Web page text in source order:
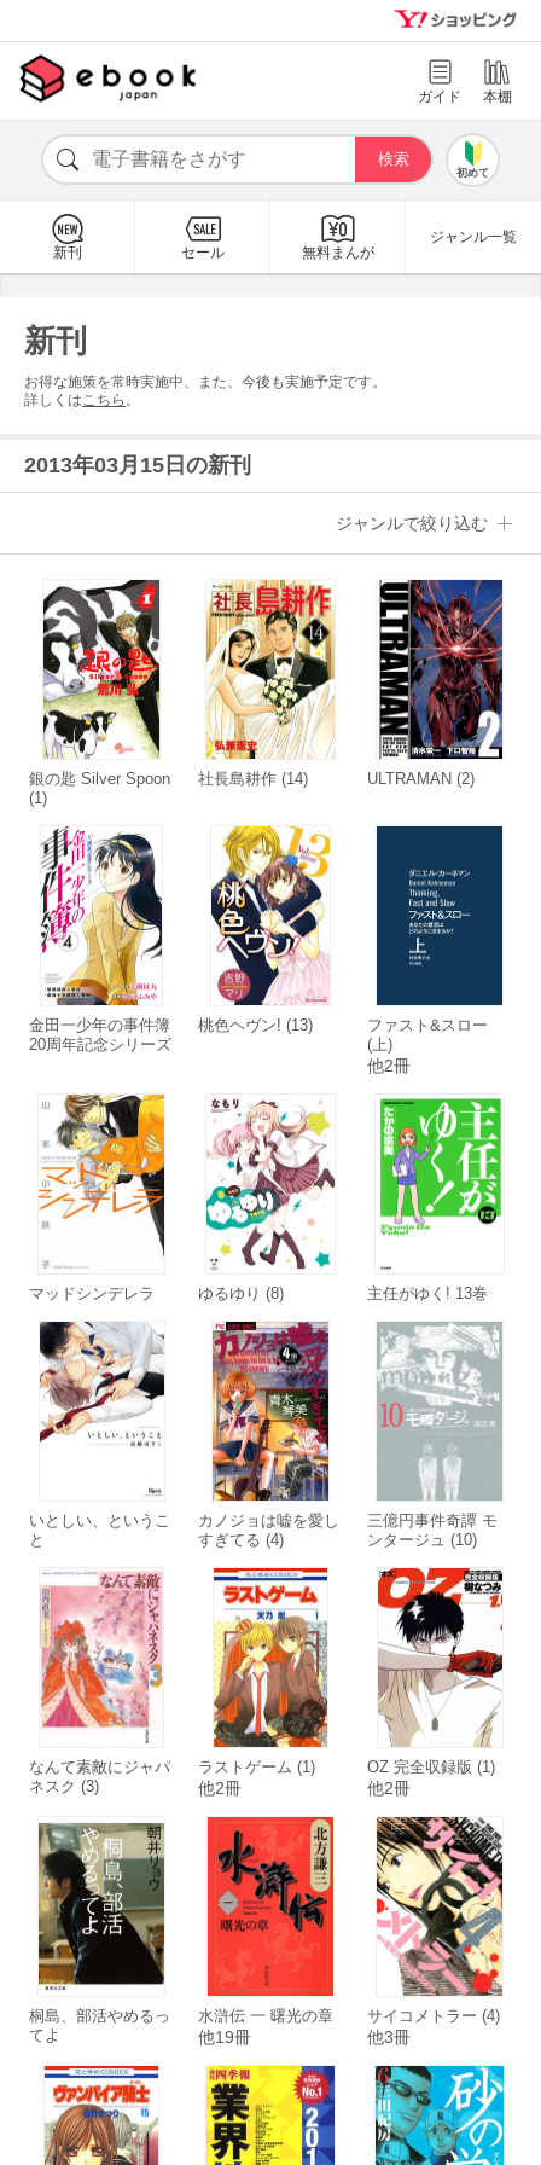
ガイド 本棚
初めて
新刊 セール 無料まんが
ジャンル一覧
新刊
お得な施策を常時実施中、また、今後も実施予定です。
詳しくはこちら 。
2013年03月15日の新刊
ジャンルで絞り込む
銀の匙 Silver Spoon
(1)
社長島耕作 (14) ULTRAMAN (2)
金田一少年の事件簿
20周年記念シリーズ
桃色ヘヴン! (13)
ファスト&スロー
(上)
他2冊
マッドシンデレラ ゆるゆり (8) 主任がゆく! 13巻
いとしい、というこ
と
カノジョは嘘を愛し
すぎてる (4)
三億円事件奇譚 モ
ンタージュ (10)
なんて素敵にジャパ
ネスク (3)
ラストゲーム (1)
他2冊
OZ 完全収録版 (1)
他2冊
桐島、部活やめるっ
てよ
水滸伝 一 曙光の章
他19冊
サイコメトラー (4)
他3冊